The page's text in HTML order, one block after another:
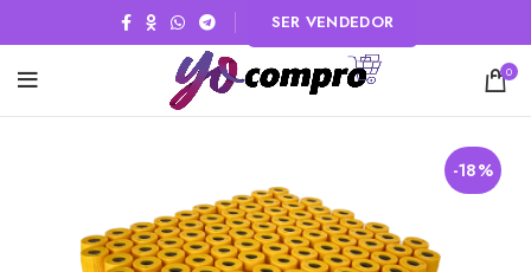
SER VENDEDOR
0
-18%